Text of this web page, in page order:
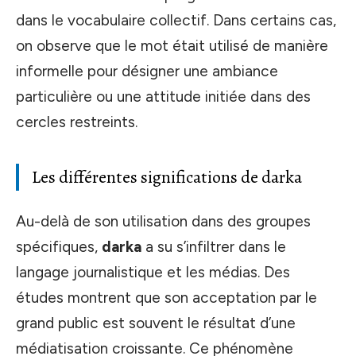
dans le vocabulaire collectif. Dans certains cas,
on observe que le mot était utilisé de manière
informelle pour désigner une ambiance
particulière ou une attitude initiée dans des
cercles restreints.
Les différentes significations de darka
Au-delà de son utilisation dans des groupes
spécifiques, darka a su s’infiltrer dans le
langage journalistique et les médias. Des
études montrent que son acceptation par le
grand public est souvent le résultat d’une
médiatisation croissante. Ce phénomène